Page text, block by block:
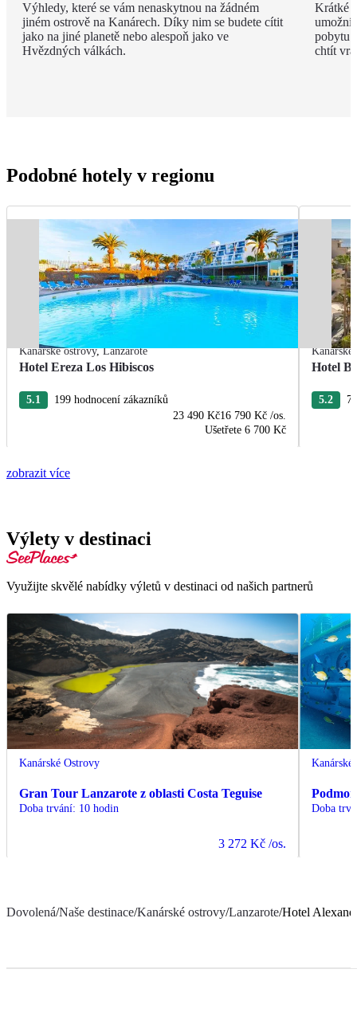
Výhledy, které se vám nenaskytnou na žádném
jiném ostrově na Kanárech. Díky nim se budete cítit
jako na jiné planetě nebo alespoň jako ve
Hvězdných válkách.
Krátké
umožní
pobytu.
chtít
Podobné hotely v regionu
Kanárské ostrovy,Lanzarote
Hotel Ereza Los Hibiscos
5.1
199 hodnocení zákazníků
23 490 Kč16 790 Kč /os.
Ušetřete 6 700 Kč
Kanárské
Hotel
5.2
zobrazit více
Výlety v destinaci
Využijte skvělé nabídky výletů v destinaci od našich partnerů
Kanárské Ostrovy
Gran Tour Lanzarote z oblasti Costa Teguise
Doba trvání: 10 hodin
3 272 Kč /os.
Doba
Dovolená/Naše destinace/Kanárské ostrovy/Lanzarote/Hotel